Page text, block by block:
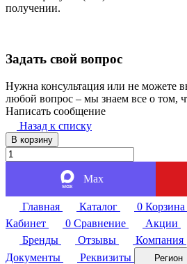
получении.
Задать свой вопрос
Нужна консультация или не можете
любой вопрос – мы знаем все о том,
Написать сообщение
Назад к списку
В корзину
Max
Главная Каталог 0 Корзина
Кабинет
0 Сравнение Акции
Бренды
Отзывы Компания
Документы
Реквизиты Регион